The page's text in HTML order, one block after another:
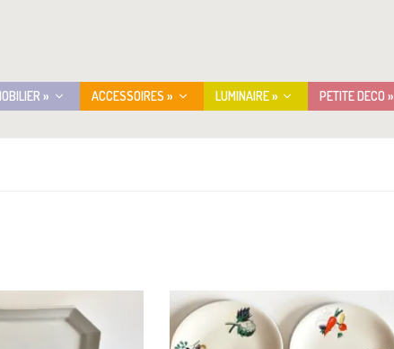
» ACCESSOIRES » LUMINAIRE » PETITE DECO »